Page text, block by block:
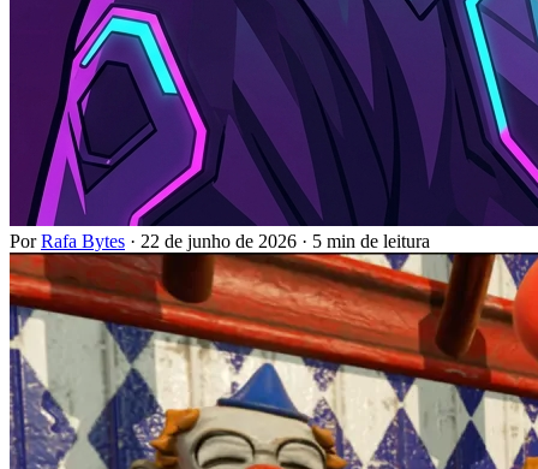
PorRafa Bytes · 22 de junho de 2026 · 5 min de leitura